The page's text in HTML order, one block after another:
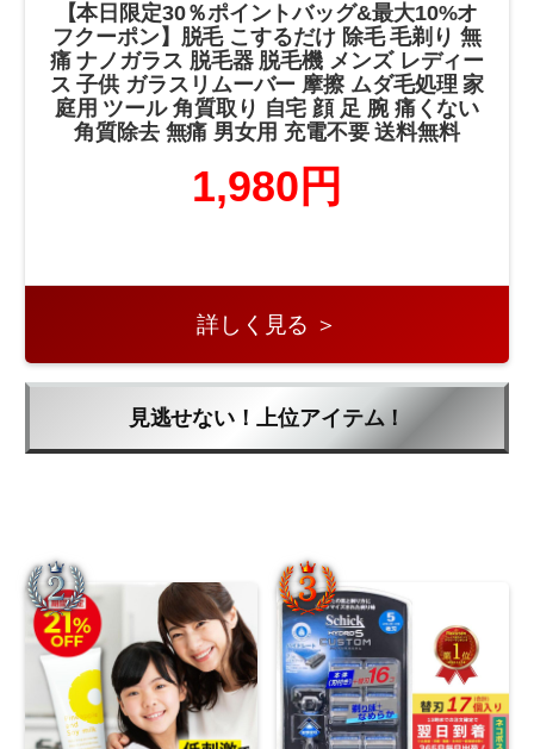
【本日限定30％ポイントバッグ&最大10%オ
フクーポン】脱毛 こするだけ 除毛 毛剃り 無
痛 ナノガラス 脱毛器 脱毛機 メンズ レディー
ス 子供 ガラスリムーバー 摩擦 ムダ毛処理 家
庭用 ツール 角質取り 自宅 顔 足 腕 痛くない
角質除去 無痛 男女用 充電不要 送料無料
1,980円
詳しく見る ＞
見逃せない！上位アイテム！